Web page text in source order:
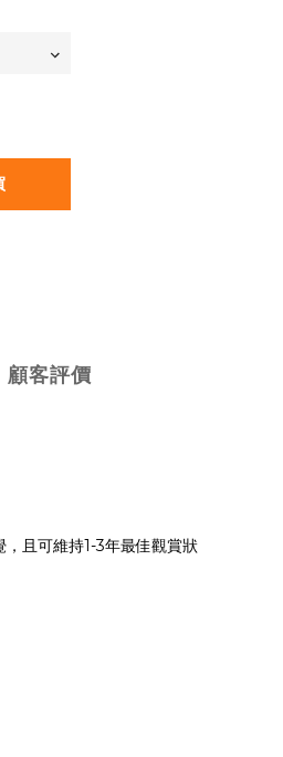
顧客評價
且可維持1-3年最佳觀賞狀